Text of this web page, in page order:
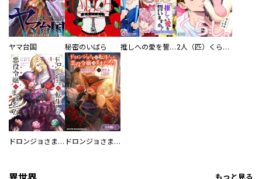
ヤマ台国 秘密のいばら 推しへの愛を誓いますか？～アラサー女子、推しは逃げぬが人生逃げる～ 2人（匹）くらし。
ドロンジョさまは転生しても悪役令嬢のままだった ドロンジョさまは転生しても悪役令嬢のままだった【分冊版】
もっと見る